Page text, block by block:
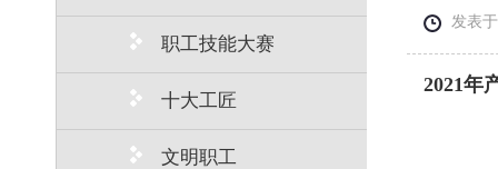
职工技能大赛
十大工匠
文明职工
发表
2021年